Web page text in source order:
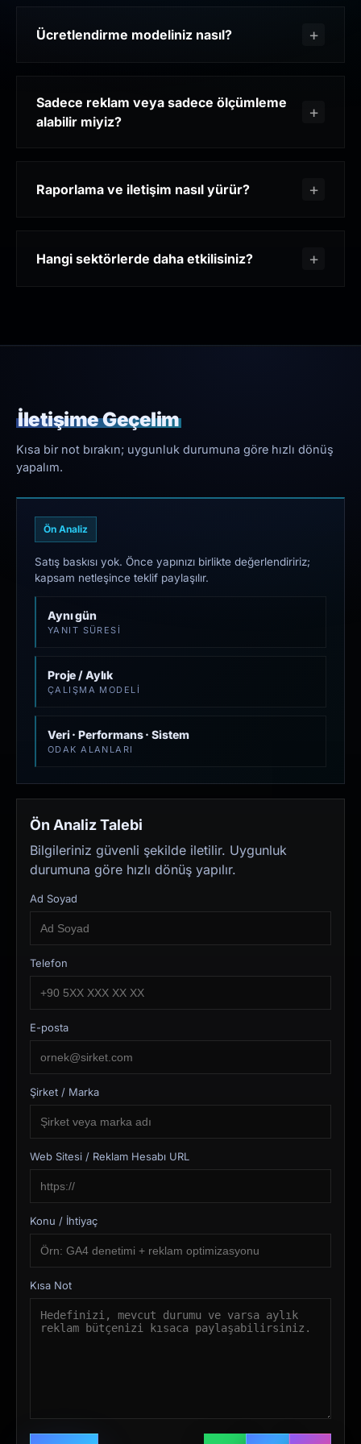
Ücretlendirme modeliniz nasıl?
Sadece reklam veya sadece ölçümleme
alabilir miyiz?
Raporlama ve iletişim nasıl yürür?
Hangi sektörlerde daha etkilisiniz?
İletişime Geçelim
Kısa bir not bırakın; uygunluk durumuna göre hızlı dönüş
yapalım.
Ön Analiz
Satış baskısı yok. Önce yapınızı birlikte değerlendiririz;
kapsam netleşince teklif paylaşılır.
Aynı gün
YANIT SÜRESI
Proje / Aylık
ÇALIŞMA MODELI
Veri · Performans · Sistem
ODAK ALANLARI
Ön Analiz Talebi
Bilgileriniz güvenli şekilde iletilir. Uygunluk
durumuna göre hızlı dönüş yapılır.
Ad Soyad
Telefon
E-posta
Şirket / Marka
Web Sitesi / Reklam Hesabı URL
Konu / İhtiyaç
Kısa Not